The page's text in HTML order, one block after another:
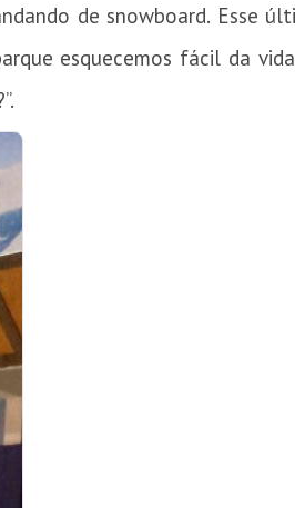
de snowboard. Esse
esquecemos fácil da